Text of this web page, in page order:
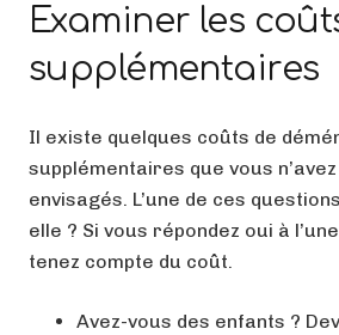
Examiner les
supplémentaires
Il existe quelques coûts de
supplémentaires que vous
envisagés. L’une de ces
elle ? Si vous répondez oui à
tenez compte du coût.
Avez-vous des enfants ?